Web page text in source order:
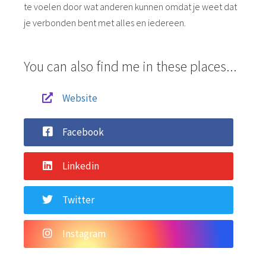
te voelen door wat anderen kunnen omdat je weet dat
je verbonden bent met alles en iedereen.
You can also find me in these places...
Website
Facebook
Linkedin
Twitter
Instagram